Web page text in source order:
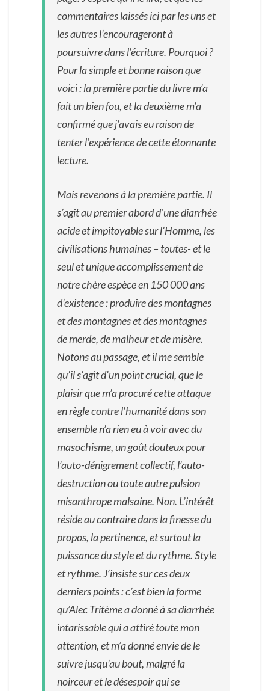
commentaires laissés ici par les uns et
les autres l’encourageront à
poursuivre dans l’écriture. Pourquoi ?
Pour la simple et bonne raison que
voici : la première partie du livre m’a
fait un bien fou, et la deuxième m’a
confirmé que j’avais eu raison de
tenter l’expérience de cette étonnante
lecture.
Mais revenons à la première partie. Il
s’agit au premier abord d’une diarrhée
acide et impitoyable sur l’Homme, les
civilisations humaines – toutes- et le
seul et unique accomplissement de
notre chère espèce en 150 000 ans
d’existence : produire des montagnes
et des montagnes et des montagnes
de merde, de malheur et de misère.
Notons au passage, et il me semble
qu’il s’agit d’un point crucial, que le
plaisir que m’a procuré cette attaque
en règle contre l’humanité dans son
ensemble n’a rien eu à voir avec du
masochisme, un goût douteux pour
l’auto-dénigrement collectif, l’auto-
destruction ou toute autre pulsion
misanthrope malsaine. Non. L’intérêt
réside au contraire dans la finesse du
propos, la pertinence, et surtout la
puissance du style et du rythme. Style
et rythme. J’insiste sur ces deux
derniers points : c’est bien la forme
qu’Alec Tritème a donné à sa diarrhée
intarissable qui a attiré toute mon
attention, et m’a donné envie de le
suivre jusqu’au bout, malgré la
noirceur et le désespoir qui se